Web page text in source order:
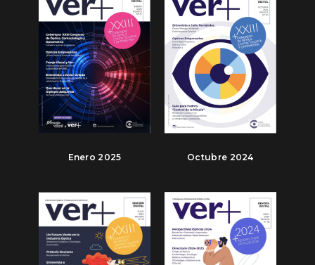
Enero 2025 Octubre 2024